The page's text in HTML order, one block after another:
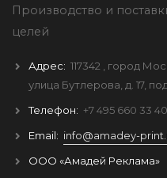
Производство и
целей
Адрес: 117342 , город
улица Бутлерова, д. 17,
Телефон: +7 495 660 33 40
Email: info@amadey-
ООО «Амадей Реклама»